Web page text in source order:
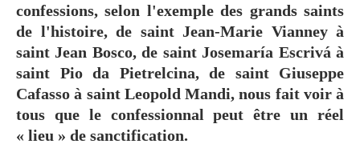
confessions, selon l'exemple des grands saints
de l'histoire, de saint Jean-Marie Vianney à
saint Jean Bosco, de saint Josemaría Escrivá à
saint Pio da Pietrelcina, de saint Giuseppe
Cafasso à saint Leopold Mandi, nous fait voir à
tous que le confessionnal peut être un réel
« lieu » de sanctification.